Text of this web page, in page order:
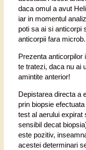
daca omul a avut
iar in momentul
poti sa ai si anticorpi
anticorpii fara microb.
Prezenta anticorpilor
te tratezi, daca nu ai
amintite anterior!
Depistarea directa a
prin biopsie
test al aerului expirat
sensibil decat
este pozitiv,
acestei determinari